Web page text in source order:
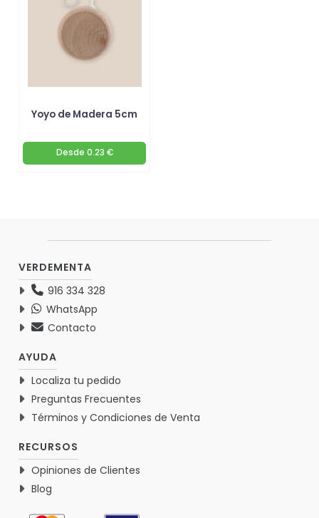
Yoyo de Madera 5cm
Desde 0.23 €
VERDEMENTA
916 334 328
WhatsApp
Contacto
AYUDA
Localiza tu pedido
Preguntas Frecuentes
Términos y Condiciones de Venta
RECURSOS
Opiniones de Clientes
Blog